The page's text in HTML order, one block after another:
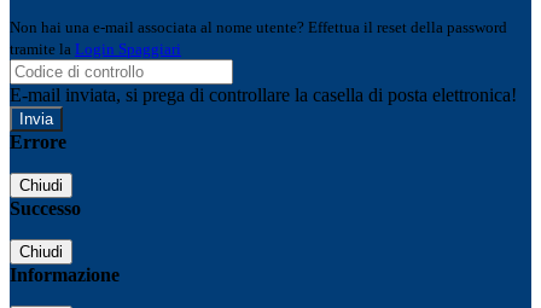
Non hai una e-mail associata al nome utente? Effettua il reset della password
tramite la Login Spaggiari
E-mail inviata, si prega di controllare la casella di posta elettronica!
Errore
Chiudi
Successo
Chiudi
Informazione